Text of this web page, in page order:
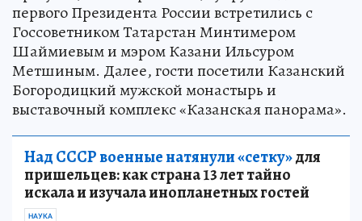
первого Президента России встретились с
Госсоветником Татарстан Минтимером
Шаймиевым и мэром Казани Ильсуром
Метшиным. Далее, гости посетили Казанский
Богородицкий мужской монастырь и
выставочный комплекс «Казанская панорама».
Над СССР военные натянули «сетку»для
пришельцев: как страна 13 лет тайно
искала и изучала инопланетных гостей
НАУКА